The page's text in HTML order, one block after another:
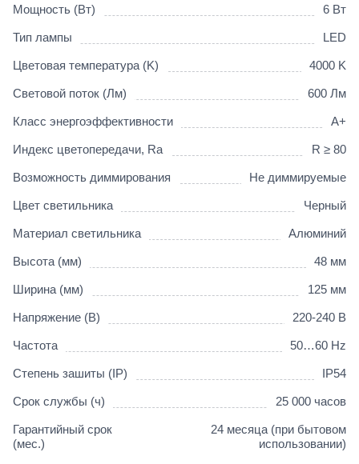
Мощность (Вт) 6 Вт
Тип лампы LED
Цветовая температура (K) 4000 K
Световой поток (Лм) 600 Лм
Класс энергоэффективности A+
Индекс цветопередачи, Ra R ≥ 80
Возможность диммирования Не диммируемые
Цвет светильника Черный
Материал светильника Алюминий
Высота (мм) 48 мм
Ширина (мм) 125 мм
Напряжение (В) 220-240 В
Частота 50…60 Hz
Степень зашиты (IP) IP54
Срок службы (ч) 25 000 часов
Гарантийный срок
(мес.)
24 месяца (при бытовом
использовании)